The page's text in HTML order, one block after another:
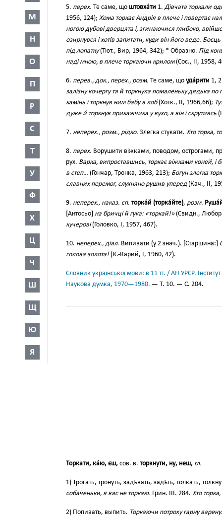
М
Н
О
П
Р
С
Т
У
Ф
Х
Ц
Ч
Ш
Щ
Ю
Я
5. перех. Те саме, що штовха́ти 1.Дівчата торкали
1956, 124); Хома торкає Андрія в плече і повертає
ногою дубові дверцята і, згинаючися глибоко,
озирнувся і хотів запитати, куди він його веде.
під лопатку(Тют., Вир, 1964, 342); * Образно. Під
наді мною, в плече торкаючи крилом(Сос., II, 1958,
6. перев., док., перех., розм. Те саме, що уда́рити 1,
залізну кочергу та й торкнула помаленьку дядька по
камінь і торкнув ним бабу в лоб(Хотк., II, 1966,66);
дуже й торкнув прикажчика у вухо, а він і скрутивсь
7. неперех., розм., рідко. Злегка стукати. Хто торка,
8. перех. Ворушити віжками, поводом, острогами,
рух. Варка, випроставшись, торкає віжками коней, і
в степ… (Гончар, Тронка, 1963, 213); Богун злегка
славних перемог, слухняно рушив уперед (Кач., II,
9. неперех., наказ. сп. торка́й (торка́йте), розм.
[Антосьо] на бричці й гука: «торкай!»(Свидн.,
кучерові(Головко, І, 1957, 467).
10. неперех., діал. Випивати (у 2 знач.). [Старшина:]
голова золота!(К.-Карий, І, 1960, 42).
Словник української мови: в 11 тт. / АН УРСР.
Наукова думка, 1970—1980. — Т. 10. — С. 204.
Торкати, ка́ю, єш, сов. в. торкнути, ну, неш, гл.
1) Трогать, тронуть, задѣвать, задѣть, толкать,
собаченьки, я вас не торкаю. Грин. III. 284. Хто
2) Попивать, выпить. Торкаючи потроху гарну